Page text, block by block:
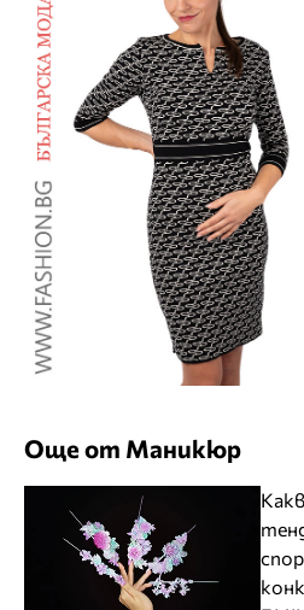
Още от Маникюр